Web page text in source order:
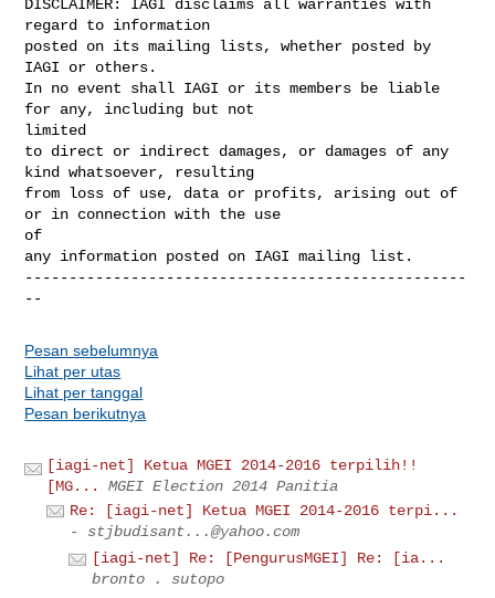
DISCLAIMER: IAGI disclaims all warranties with
regard to information
posted on its mailing lists, whether posted by
IAGI or others.
In no event shall IAGI or its members be liable
for any, including but not
limited
to direct or indirect damages, or damages of any
kind whatsoever, resulting
from loss of use, data or profits, arising out of
or in connection with the use
of
any information posted on IAGI mailing list.
--------------------------------------------------
Pesan sebelumnya
Lihat per utas
Lihat per tanggal
Pesan berikutnya
[iagi-net] Ketua MGEI 2014-2016 terpilih!!
[MG...
MGEI Election 2014 Panitia
Re: [iagi-net] Ketua MGEI 2014-2016 terpi...
- stjbudisant...@yahoo.com
[iagi-net] Re: [PengurusMGEI] Re: [ia...
bronto . sutopo